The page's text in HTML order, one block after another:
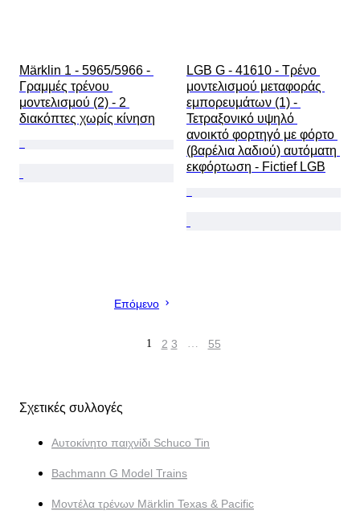
Märklin 1 - 5965/5966 -
Γραμμές τρένου
μοντελισμού (2) - 2
διακόπτες χωρίς κίνηση
LGB G - 41610 - Τρένο
μοντελισμού μεταφοράς
εμπορευμάτων (1) -
Τετραξονικό υψηλό
ανοικτό φορτηγό με φόρτο
(βαρέλια λαδιού) αυτόματη
εκφόρτωση - Fictief LGB
Επόμενο
1 2 3 … 55
Σχετικές συλλογές
Αυτοκίνητο παιχνίδι Schuco Tin
Bachmann G Model Trains
Μοντέλα τρένων Märklin Texas & Pacific